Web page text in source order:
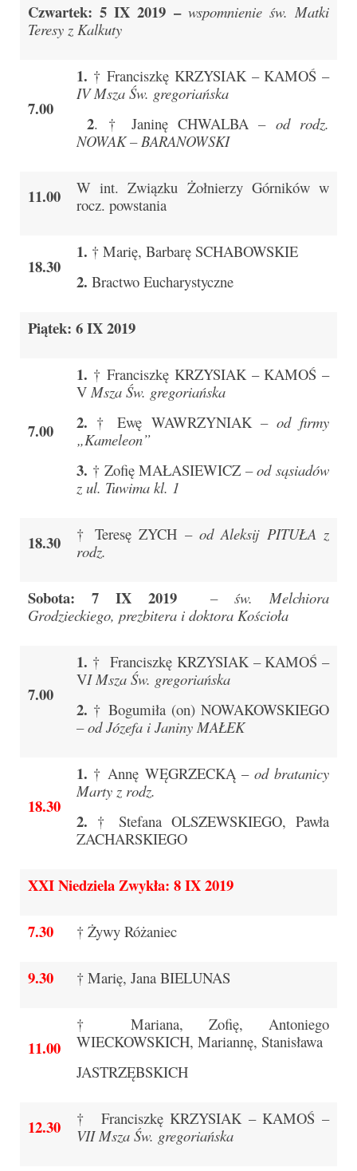
Niedziela Palmowa 2023
Pasterka 2022
Bierzmowanie 24.10.2022r.
Złoty Jubileusz
Pierwsza Komunia Św. – Gr 2
Pasterka 2021
Kościół Stacyjny Wielkiego Postu 2021
Pierwsza Komunia Święta
Pierwsza Komunia Święta – Grupa 2
Pierwsza Komunia Święta – Grupa 3
Boże Ciało
Galerie 2020
Uroczystość Św. Jakuba Apostoła 2020
Wizytacja Kanoniczna 21.06.2020
Boże Ciało 2020
GODZINA ŚWIĘTA W ŚWIĘTO
MIŁOSIERDZIA BOŻEGO
Opłatek Wspólnot Parafialnych
Galerie 2019
Pasterka 2019
Uroczystość Św. Jakuba Ap 2019
Imieniny Ks Kanonika
Wigilia Paschalna 2019
Wielki Czwartek 2019
Czwartek: 5 IX 2019 – wspomnienie św. Matki
Teresy z Kalkuty
7.00
1. † Franciszkę KRZYSIAK – KAMOŚ –
IV Msza Św. gregoriańska
2. † Janinę CHWALBA– od rodz.
NOWAK – BARANOWSKI
11.00
W int. Związku Żołnierzy Górników w
rocz. powstania
18.30
1. † Marię, Barbarę SCHABOWSKIE
2. Bractwo Eucharystyczne
Piątek: 6 IX 2019
7.00
1. † Franciszkę KRZYSIAK – KAMOŚ –
V Msza Św. gregoriańska
2. † Ewę WAWRZYNIAK – od firmy
„Kameleon”
3. † Zofię MAŁASIEWICZ – od sąsiadów
z ul. Tuwima kl. 1
18.30 † Teresę ZYCH – od Aleksij PITUŁA z
rodz.
Sobota: 7 IX 2019
– św. Melchiora
Grodzieckiego, prezbitera i doktora Kościoła
7.00
1. † Franciszkę KRZYSIAK – KAMOŚ –
VI Msza Św. gregoriańska
2. † Bogumiła (on) NOWAKOWSKIEGO
– od Józefa i Janiny MAŁEK
18.30
1. † Annę WĘGRZECKĄ – od bratanicy
Marty z rodz.
2. † Stefana OLSZEWSKIEGO, Pawła
ZACHARSKIEGO
XXI Niedziela Zwykła: 8 IX 2019
7.30 † Żywy Różaniec
9.30 † Marię, Jana BIELUNAS
11.00
† Mariana, Zofię, Antoniego
WIECKOWSKICH, Mariannę, Stanisława
JASTRZĘBSKICH
12.30
† Franciszkę KRZYSIAK – KAMOŚ –
VII Msza Św. gregoriańska